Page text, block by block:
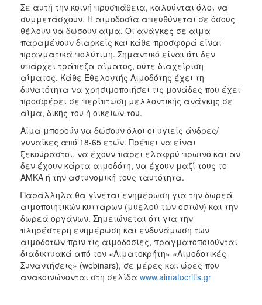
Σε αυτή την κοινή προσπάθεια, καλούνται όλοι να
συμμετάσχουν. Η αιμοδοσία απευθύνεται σε όσους
θέλουν να δώσουν αίμα. Οι ανάγκες σε αίμα
παραμένουν διαρκείς και κάθε προσφορά είναι
πραγματικά πολύτιμη. Σημαντικό είναι ότι δεν
υπάρχει τράπεζα αίματος, ούτε διαχείριση
αίματος. Κάθε Εθελοντής Αιμοδότης έχει τη
δυνατότητα να χρησιμοποιήσει τις μονάδες που έχει
προσφέρει σε περίπτωση μελλοντικής ανάγκης σε
αίμα, δικής του ή οικείων του.
Αίμα μπορούν να δώσουν όλοι οι υγιείς άνδρες/
γυναίκες από 18-65 ετών. Πρέπει να είναι
ξεκούραστοι, να έχουν πάρει ελαφρύ πρωινό και αν
δεν έχουν κάρτα αιμοδότη, να έχουν μαζί τους το
ΑΜΚΑ ή την αστυνομική τους ταυτότητα.
Παράλληλα θα γίνεται ενημέρωση για την δωρεά
αιμοποιητικών κυττάρων (μυελού των οστών) και την
δωρεά οργάνων. Σημειώνεται ότι για την
πληρέστερη ενημέρωση και ενδυνάμωση των
αιμοδοτών πριν τις αιμοδοσίες, πραγματοποιούνται
διαδικτυακά από τον «Αιματοκρήτη» «Αιμοδοτικές
Συναντήσεις» (webinars), σε μέρες και ώρες που
ανακοινώνονται στη σελίδα www.aimatocritis.gr